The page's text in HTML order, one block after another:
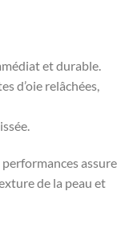
et durable.
d’oie relâchées,
assure
de la peau et